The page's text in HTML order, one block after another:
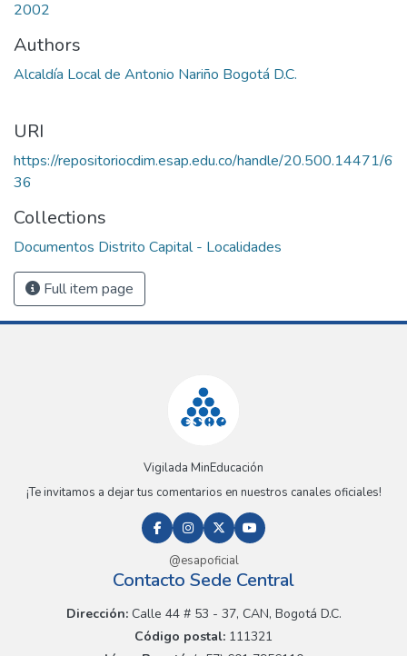
2002
Authors
Alcaldía Local de Antonio Nariño Bogotá D.C.
URI
https://repositoriocdim.esap.edu.co/handle/20.500.14471/6
36
Collections
Documentos Distrito Capital - Localidades
Full item page
Vigilada MinEducación
¡Te invitamos a dejar tus comentarios en nuestros canales oficiales!
@esapoficial
Contacto Sede Central
Dirección:Calle 44 # 53 - 37, CAN, Bogotá D.C.
Código postal: 111321